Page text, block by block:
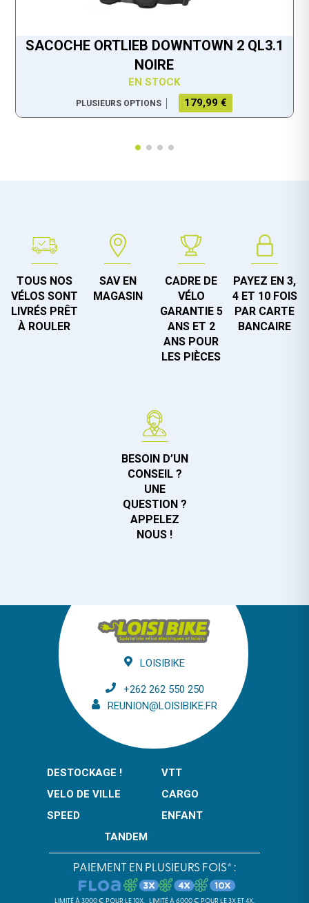
SACOCHE ORTLIEB DOWNTOWN 2 QL3.1
NOIRE
EN STOCK
PLUSIEURS OPTIONS 179,99 €
TOUS NOS
VÉLOS SONT
LIVRÉS PRÊT
À ROULER
SAV EN
MAGASIN
CADRE DE
VÉLO
GARANTIE 5
ANS ET 2
ANS POUR
LES PIÈCES
PAYEZ EN 3,
4 ET 10 FOIS
PAR CARTE
BANCAIRE
BESOIN D’UN
CONSEIL ?
UNE
QUESTION ?
APPELEZ
NOUS !
LOISIBIKE
+262 262 550 250
REUNION@LOISIBIKE.FR
DESTOCKAGE !
VTT
VELO DE VILLE
CARGO
SPEED
ENFANT
TANDEM
PAIEMENT EN PLUSIEURS FOIS* :
LIMITÉ À 3000 € POUR LE 10X. LIMITÉ À 6000 € POUR LE 3X ET 4X.